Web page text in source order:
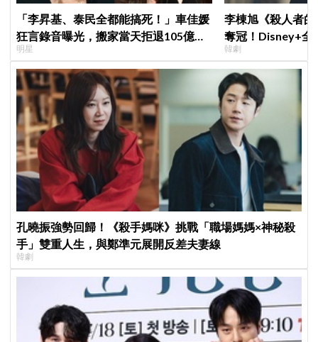
「李昇基、泰民全都能搞死！」車佳媛
狂言錄音曝光，搬家當天拒退105億保
證金、糾紛再升級
明星
李棟旭《殺人者
奪冠！Disney+全
紀錄
韓劇
孔曉振強勢回歸！《殺手媽咪》挑戰「職場媽媽×神秘殺
手」雙重人生，與鄭準元展開反差夫妻線
韓劇